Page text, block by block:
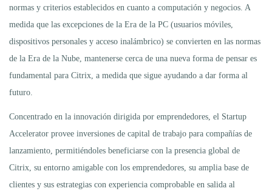
normas y criterios establecidos en cuanto a computación y negocios. A
medida que las excepciones de la Era de la PC (usuarios móviles,
dispositivos personales y acceso inalámbrico) se convierten en las normas
de la Era de la Nube, mantenerse cerca de una nueva forma de pensar es
fundamental para Citrix, a medida que sigue ayudando a dar forma al
futuro.
Concentrado en la innovación dirigida por emprendedores, el Startup
Accelerator provee inversiones de capital de trabajo para compañías de
lanzamiento, permitiéndoles beneficiarse con la presencia global de
Citrix, su entorno amigable con los emprendedores, su amplia base de
clientes y sus estrategias con experiencia comprobable en salida al